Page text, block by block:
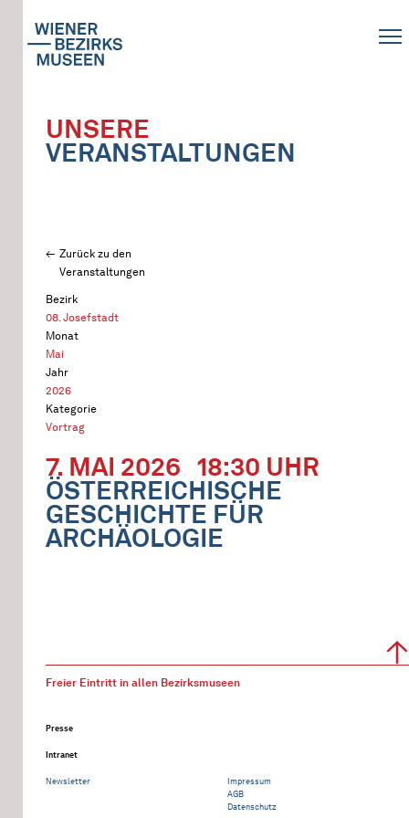
UNSERE
VERANSTALTUNGEN
Zurück zu den
Veranstaltungen
Bezirk
08. Josefstadt
Monat
Mai
Jahr
2026
Kategorie
Vortrag
7. MAI 2026 18:30 UHR
ÖSTERREICHISCHE
GESCHICHTE FÜR
ARCHÄOLOGIE
Freier Eintritt in allen Bezirksmuseen
Presse
Intranet
Newsletter
Impressum
AGB
Datenschutz